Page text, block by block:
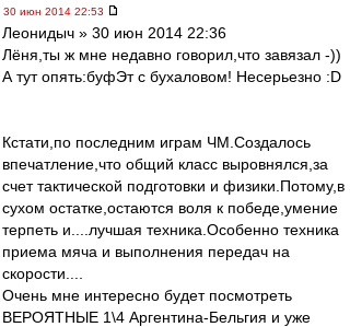
30 июн 2014 22:53
Леонидыч » 30 июн 2014 22:36
Лёня,ты ж мне недавно говорил,что завязал -))
А тут опять:буфЭт с бухаловом! Несерьезно :D
Кстати,по последним играм ЧМ.Создалось
впечатление,что общий класс выровнялся,за
счет тактической подготовки и физики.Потому,в
сухом остатке,остаются воля к победе,умение
терпеть и....лучшая техника.Особенно техника
приема мяча и выполнения передач на
скорости....
Очень мне интересно будет посмотреть
ВЕРОЯТНЫЕ 1\4 Аргентина-Бельгия и уже